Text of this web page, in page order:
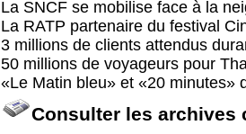
La SNCF se mobilise face à la
La RATP partenaire du festival
3 millions de clients attendus
50 millions de voyageurs pour
«Le Matin bleu» et «20 minutes»
Consulter les archives